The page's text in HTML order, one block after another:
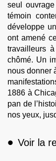
seul
témoin
développe
ont amené
travailleurs
chômé. Un
nous donner
1886 à
pan de
nos yeux,
• Voir la